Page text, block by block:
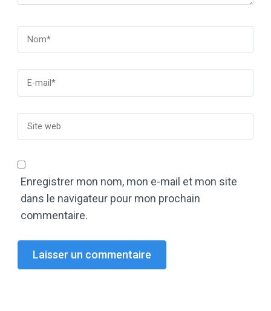
Enregistrer mon nom, mon e-mail et mon site
dans le navigateur pour mon prochain
commentaire.